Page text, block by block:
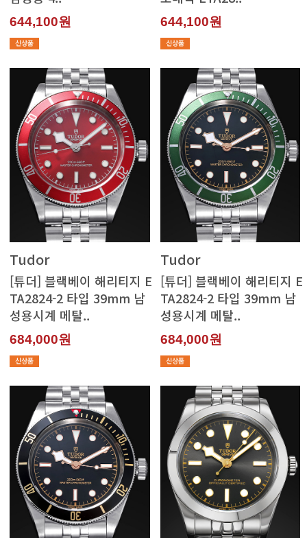
644,100원 644,100원
Tudor
성용시계 메탈..
684,000원
Tudor
성용시계 메탈..
684,000원